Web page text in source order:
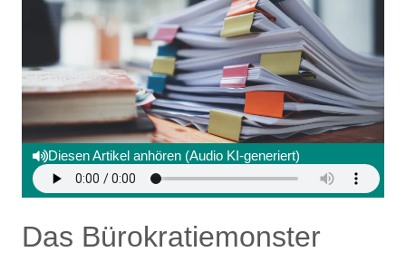
Diesen Artikel anhören (Audio KI-generiert)
Das Bürokratiemonster